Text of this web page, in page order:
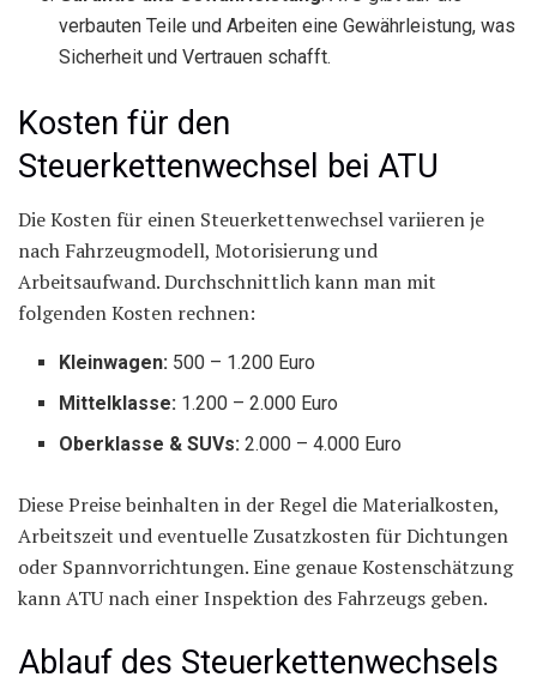
verbauten Teile und Arbeiten eine Gewährleistung, was
Sicherheit und Vertrauen schafft.
Kosten für den
Steuerkettenwechsel bei ATU
Die Kosten für einen Steuerkettenwechsel variieren je
nach Fahrzeugmodell, Motorisierung und
Arbeitsaufwand. Durchschnittlich kann man mit
folgenden Kosten rechnen:
Kleinwagen: 500 – 1.200 Euro
Mittelklasse: 1.200 – 2.000 Euro
Oberklasse & SUVs: 2.000 – 4.000 Euro
Diese Preise beinhalten in der Regel die Materialkosten,
Arbeitszeit und eventuelle Zusatzkosten für Dichtungen
oder Spannvorrichtungen. Eine genaue Kostenschätzung
kann ATU nach einer Inspektion des Fahrzeugs geben.
Ablauf des Steuerkettenwechsels